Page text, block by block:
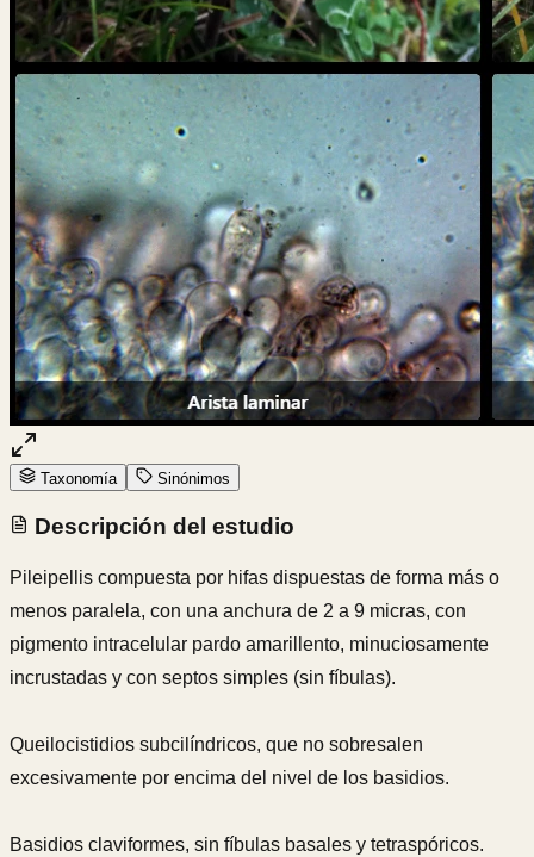
Taxonomía Sinónimos
Descripción del estudio
Pileipellis compuesta por hifas dispuestas de forma más o
menos paralela, con una anchura de 2 a 9 micras, con
pigmento intracelular pardo amarillento, minuciosamente
incrustadas y con septos simples (sin fíbulas).
Queilocistidios subcilíndricos, que no sobresalen
excesivamente por encima del nivel de los basidios.
Basidios claviformes, sin fíbulas basales y tetraspóricos.